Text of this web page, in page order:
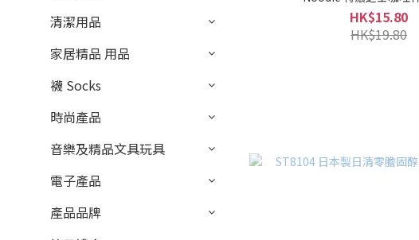
清潔用品
家居精品 用品
襪 Socks
時尚產品
音樂及精品文具玩具
電子產品
產品品牌
HK$15.80
HK$19.80